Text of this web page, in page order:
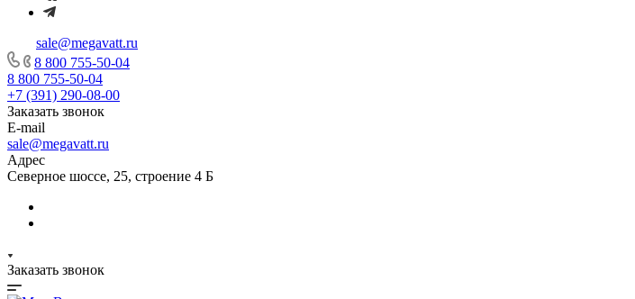
sale@megavatt.ru
8 800 755-50-04
8 800 755-50-04
+7 (391) 290-08-00
Заказать звонок
E-mail
sale@megavatt.ru
Адрес
Северное шоссе, 25, строение 4 Б
Заказать звонок